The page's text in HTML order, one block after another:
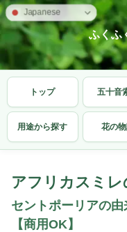
ふくふ
トップ 五十音
用途から探す 花の
アフリカスミレ
セントポーリアの
【商用OK】
Japanese